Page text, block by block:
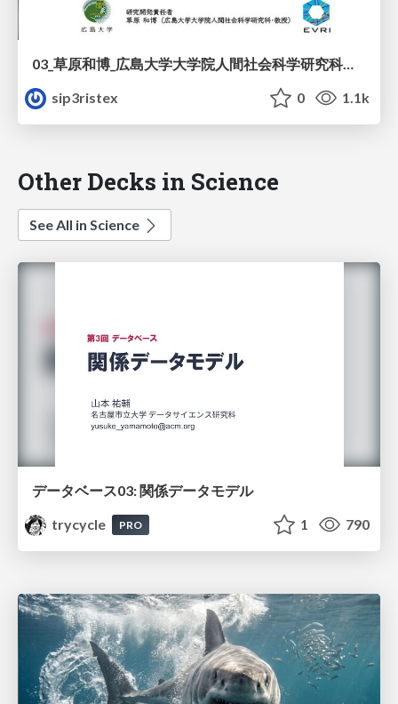
03_草原和博_広島大学大学院人間社会科学研究科教授_デジタル_シティズンシップシティで_新たな_学び__をつくる.pdf
sip3ristex
0 1.1k
Other Decks in Science
See All in Science
データベース03: 関係データモデル
trycycle
PRO 1 790